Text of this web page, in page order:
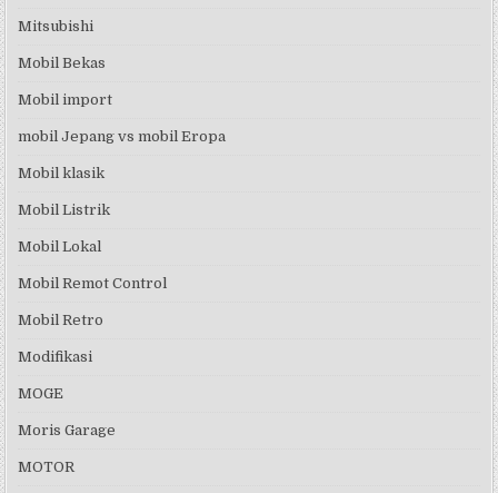
Mitsubishi
Mobil Bekas
Mobil import
mobil Jepang vs mobil Eropa
Mobil klasik
Mobil Listrik
Mobil Lokal
Mobil Remot Control
Mobil Retro
Modifikasi
MOGE
Moris Garage
MOTOR